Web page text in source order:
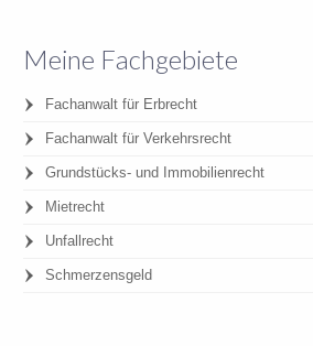
Meine Fachgebiete
Fachanwalt für Erbrecht
Fachanwalt für Verkehrsrecht
Grundstücks- und Immobilienrecht
Mietrecht
Unfallrecht
Schmerzensgeld